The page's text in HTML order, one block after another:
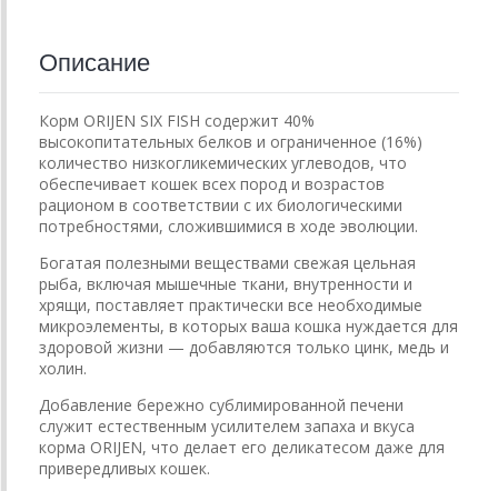
Описание
Корм ORIJEN SIX FISH содержит 40%
высокопитательных белков и ограниченное (16%)
количество низкогликемических углеводов, что
обеспечивает кошек всех пород и возрастов
рационом в соответствии с их биологическими
потребностями, сложившимися в ходе эволюции.
Богатая полезными веществами свежая цельная
рыба, включая мышечные ткани, внутренности и
хрящи, поставляет практически все необходимые
микроэлементы, в которых ваша кошка нуждается для
здоровой жизни — добавляются только цинк, медь и
холин.
Добавление бережно сублимированной печени
служит естественным усилителем запаха и вкуса
корма ORIJEN, что делает его деликатесом даже для
привередливых кошек.